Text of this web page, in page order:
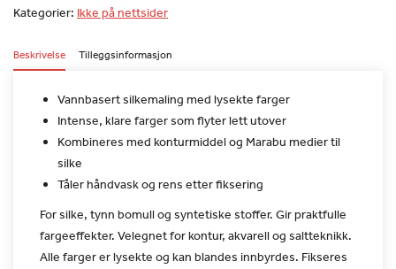
Kategorier: Ikke på nettsider
Beskrivelse Tilleggsinformasjon
Vannbasert silkemaling med lysekte farger
Intense, klare farger som flyter lett utover
Kombineres med konturmiddel og Marabu medier til
silke
Tåler håndvask og rens etter fiksering
For silke, tynn bomull og syntetiske stoffer. Gir praktfulle
fargeeffekter. Velegnet for kontur, akvarell og saltteknikk.
Alle farger er lysekte og kan blandes innbyrdes. Fikseres